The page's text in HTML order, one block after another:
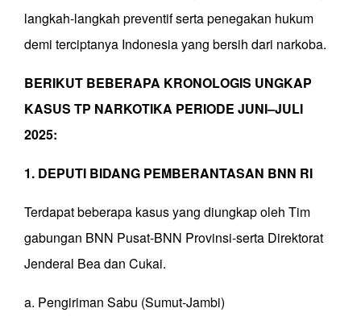
langkah-langkah preventif serta penegakan hukum
demi terciptanya Indonesia yang bersih dari narkoba.
BERIKUT BEBERAPA KRONOLOGIS UNGKAP
KASUS TP NARKOTIKA PERIODE JUNI–JULI
2025:
1. DEPUTI BIDANG PEMBERANTASAN BNN RI
Terdapat beberapa kasus yang diungkap oleh Tim
gabungan BNN Pusat-BNN Provinsi-serta Direktorat
Jenderal Bea dan Cukai.
a. Pengiriman Sabu (Sumut-Jambi)